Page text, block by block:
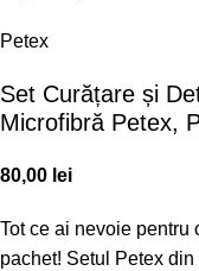
Petex
Set Curățare și
Microfibră Petex,
80,00 lei
Tot ce ai nevoie
pachet! Setul Petex